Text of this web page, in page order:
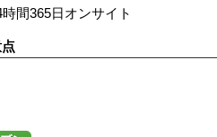
間365日オンサイト